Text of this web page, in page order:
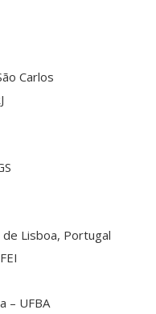
Carlos
Lisboa, Portugal
– UFBA